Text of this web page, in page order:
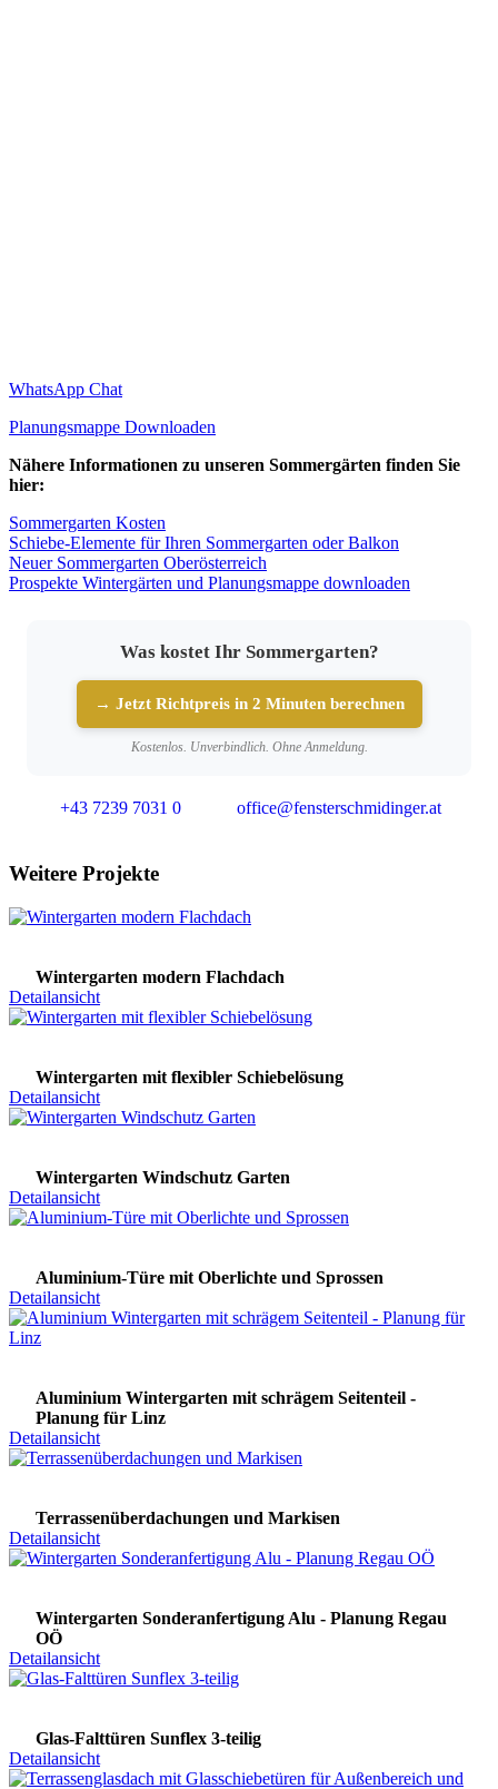
WhatsApp Chat
Planungsmappe Downloaden
Nähere Informationen zu unseren Sommergärten finden Sie
hier:
Sommergarten Kosten
Schiebe-Elemente für Ihren Sommergarten oder Balkon
Neuer Sommergarten Oberösterreich
Prospekte Wintergärten und Planungsmappe downloaden
Was kostet Ihr Sommergarten?
→ Jetzt Richtpreis in 2 Minuten berechnen
Kostenlos. Unverbindlich. Ohne Anmeldung.
+43 7239 7031 0 office@fensterschmidinger.at
Weitere Projekte
Wintergarten modern Flachdach
Detailansicht
Wintergarten mit flexibler Schiebelösung
Detailansicht
Wintergarten Windschutz Garten
Detailansicht
Aluminium-Türe mit Oberlichte und Sprossen
Detailansicht
Aluminium Wintergarten mit schrägem Seitenteil -
Planung für Linz
Detailansicht
Terrassenüberdachungen und Markisen
Detailansicht
Wintergarten Sonderanfertigung Alu - Planung Regau
OÖ
Detailansicht
Glas-Falttüren Sunflex 3-teilig
Detailansicht